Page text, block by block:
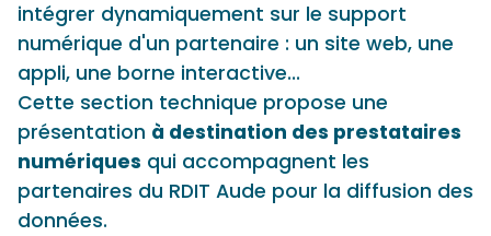
intégrer dynamiquement sur le support
numérique d'un partenaire : un site web, une
appli, une borne interactive...
Cette section technique propose une
présentation à destination des prestataires
numériques qui accompagnent les
partenaires du RDIT Aude pour la diffusion des
données.